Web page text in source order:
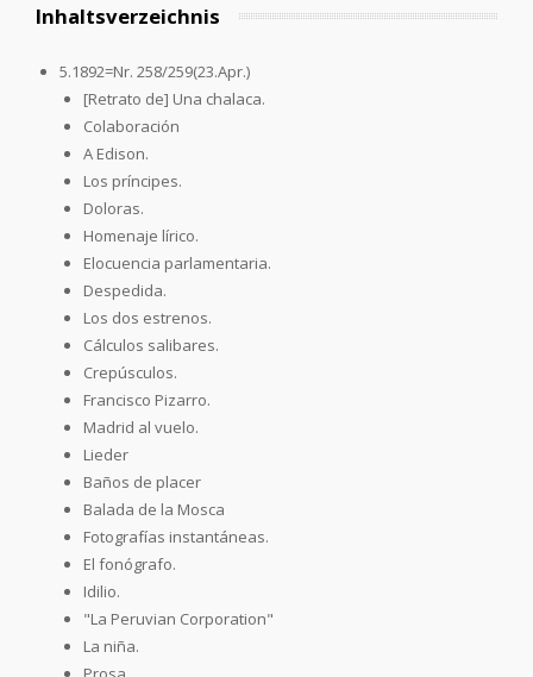
Inhaltsverzeichnis
5.1892=Nr. 258/259(23.Apr.)
[Retrato de] Una chalaca.
Colaboración
A Edison.
Los príncipes.
Doloras.
Homenaje lírico.
Elocuencia parlamentaria.
Despedida.
Los dos estrenos.
Cálculos salibares.
Crepúsculos.
Francisco Pizarro.
Madrid al vuelo.
Lieder
Baños de placer
Balada de la Mosca
Fotografías instantáneas.
El fonógrafo.
Idilio.
"La Peruvian Corporation"
La niña.